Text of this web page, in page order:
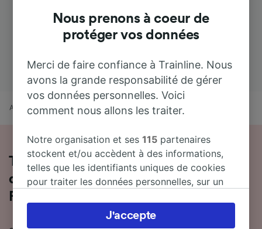
Accueil Horaires train Aéroport d'Amsterdam Schiphol à Ria
Toutes les informations sur les trains
de Aéroport d'Amsterdam Schiphol à
Ria
Nous prenons à coeur de
protéger vos données
Merci de faire confiance à Trainline. Nous
avons la grande responsabilité de gérer
vos données personnelles. Voici
comment nous allons les traiter.
Notre organisation et ses115 partenaires
stockent et/ou accèdent à des informations,
telles que les identifiants uniques de cookies
pour traiter les données personnelles, sur un
préférences, notamment en exerçant votre
droit d’opposition à l’intérêt légitime, en
J'accepte